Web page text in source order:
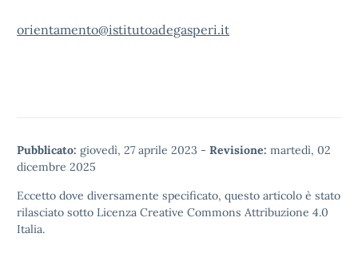
orientamento@istitutoadegasperi.it
Pubblicato: giovedì, 27 aprile 2023 - Revisione: martedì, 02
dicembre 2025
Eccetto dove diversamente specificato, questo articolo è stato
rilasciato sotto Licenza Creative Commons Attribuzione 4.0
Italia.